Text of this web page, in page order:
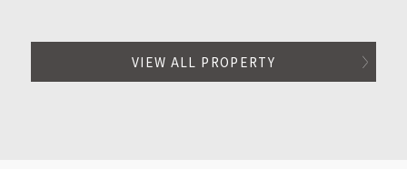
VIEW ALL PROPERTY